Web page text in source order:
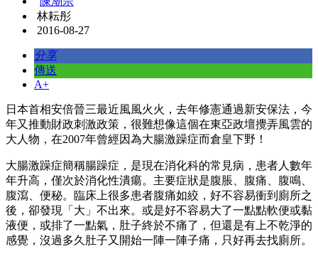
林耘彤
2016-08-27
分享
傳送
A+
日本首相安倍晉三最近風風火火，去年修憲通過新安保法，今
年又推動財政刺激政策，很難想像這個在東亞政壇攪弄風雲的
大人物，在2007年曾經因為大腸激躁症而倉皇下野！
大腸激躁症簡稱腸躁症，是現在消化科的常見病，患者人數年
年升高，僅次於消化性潰瘍。主要症狀是腹脹、腹痛、腹鳴、
腹瀉、便秘。臨床上很多患者腹痛如絞，好不容易衝到廁所之
後，卻發現「大」不出來。或是好不容易大了一點點軟便或黏
液便，或排了一點氣，肚子終於不痛了，但還是有上不乾淨的
感覺，沒過多久肚子又開始一陣一陣子痛，只好再去找廁所。